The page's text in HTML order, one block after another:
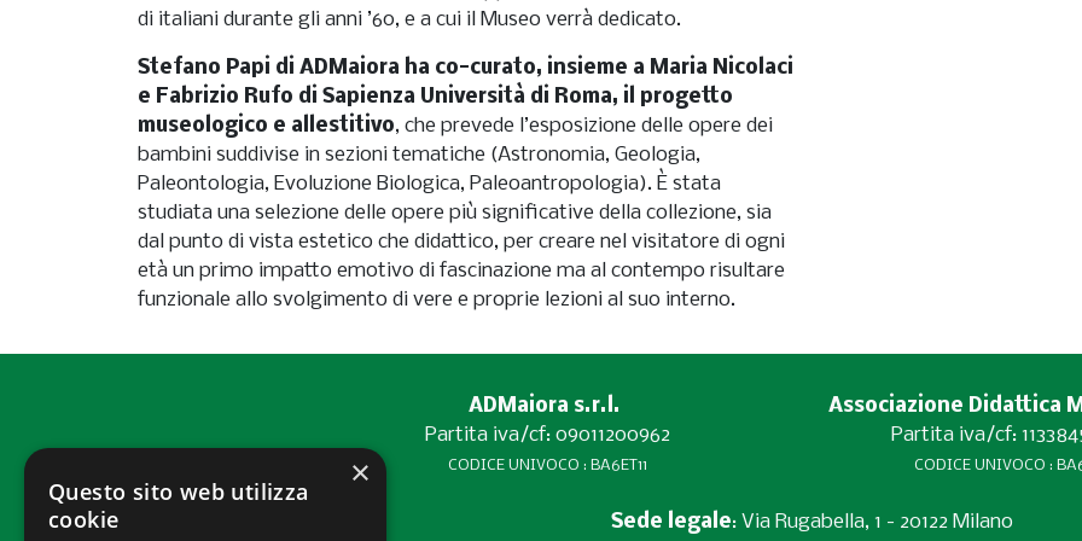
di italiani durante gli anni ’60, e a cui il Museo verrà dedicato.
Stefano Papi di ADMaiora ha co-curato, insieme a Maria Nicolaci
e Fabrizio Rufo di Sapienza Università di Roma, il progetto
museologico e allestitivo, che prevede l’esposizione delle opere dei
bambini suddivise in sezioni tematiche (Astronomia, Geologia,
Paleontologia, Evoluzione Biologica, Paleoantropologia). È stata
studiata una selezione delle opere più significative della collezione, sia
dal punto di vista estetico che didattico, per creare nel visitatore di ogni
età un primo impatto emotivo di fascinazione ma al contempo risultare
funzionale allo svolgimento di vere e proprie lezioni al suo interno.
ADMaiora s.r.l.
Partita iva/cf: 09011200962
CODICE UNIVOCO : BA6ET11
Associazione Didattica
Partita iva/cf:
CODICE UNIVOCO :
Sede legale: Via Rugabella, 1 - 20122 Milano
×
Questo sito web utilizza
cookie